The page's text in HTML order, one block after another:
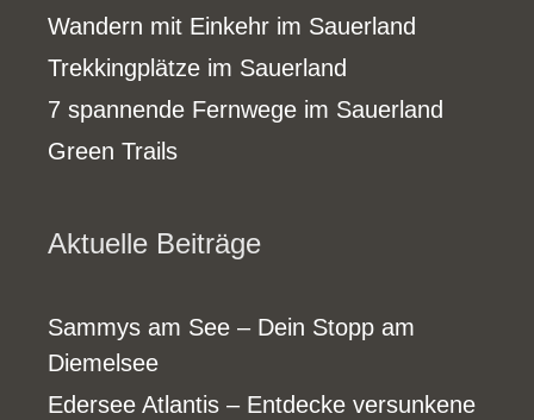
Wandern mit Einkehr im Sauerland
Trekkingplätze im Sauerland
7 spannende Fernwege im Sauerland
Green Trails
Aktuelle Beiträge
Sammys am See – Dein Stopp am
Diemelsee
Edersee Atlantis – Entdecke versunkene